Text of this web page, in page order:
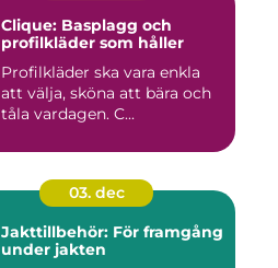
Clique: Basplagg och
profilkläder som håller
Profilkläder ska vara enkla
att välja, sköna att bära och
tåla vardagen. C...
03. dec
Jakttillbehör: För framgång
under jakten